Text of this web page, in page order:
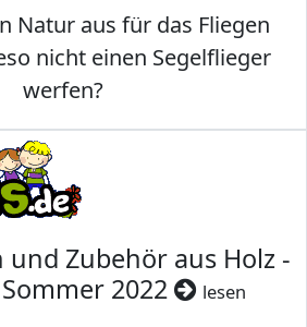
Natur aus für das Fliegen
nicht einen Segelflieger
werfen?
Zubehör aus Holz -
2022
lesen